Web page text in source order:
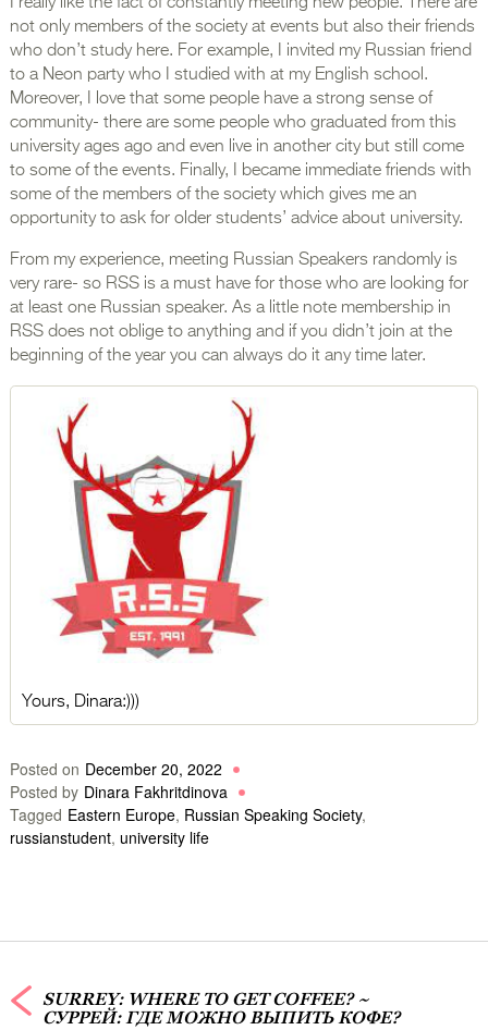
I really like the fact of constantly meeting new people. There are
not only members of the society at events but also their friends
who don’t study here. For example, I invited my Russian friend
to a Neon party who I studied with at my English school.
Moreover, I love that some people have a strong sense of
community- there are some people who graduated from this
university ages ago and even live in another city but still come
to some of the events. Finally, I became immediate friends with
some of the members of the society which gives me an
opportunity to ask for older students’ advice about university.
From my experience, meeting Russian Speakers randomly is
very rare- so RSS is a must have for those who are looking for
at least one Russian speaker. As a little note membership in
RSS does not oblige to anything and if you didn’t join at the
beginning of the year you can always do it any time later.
Yours, Dinara:)))
Posted on December 20, 2022
Posted by Dinara Fakhritdinova
Tagged Eastern Europe, Russian Speaking Society,
russianstudent, university life
SURREY: WHERE TO GET COFFEE? ~
СУРРЕЙ: ГДЕ МОЖНО ВЫПИТЬ КОФЕ?